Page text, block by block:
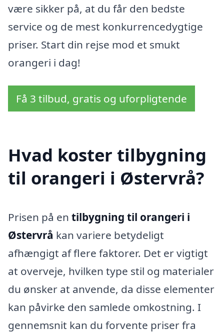
være sikker på, at du får den bedste
service og de mest konkurrencedygtige
priser. Start din rejse mod et smukt
orangeri i dag!
Få 3 tilbud, gratis og uforpligtende
Hvad koster tilbygning
til orangeri i Østervrå?
Prisen på en tilbygning til orangeri i
Østervrå kan variere betydeligt
afhængigt af flere faktorer. Det er vigtigt
at overveje, hvilken type stil og materialer
du ønsker at anvende, da disse elementer
kan påvirke den samlede omkostning. I
gennemsnit kan du forvente priser fra